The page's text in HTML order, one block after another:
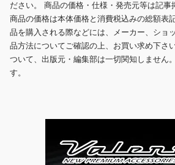
ださい。 商品の価格・仕様・発売元等は記事
商品の価格は本体価格と消費税込みの総額表
品を購入される際などには、メーカー、ショ
品方法についてご確認の上、お買い求め下さ
ついて、出版元・編集部は一切関知しません
す。